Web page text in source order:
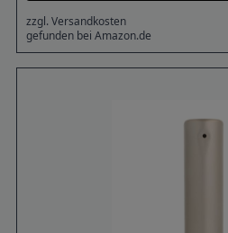
zzgl. Versandkosten
gefunden bei Amazon.de